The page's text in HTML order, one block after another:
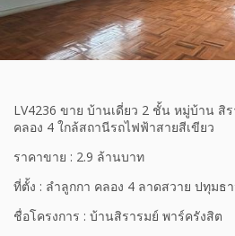
LV4236 ขาย บ้านเดี่ยว 2 ชั้น หมู่บ้าน สิ
คลอง 4 ใกล้สถานีรถไฟฟ้าสายสีเขียว
ราคาขาย : 2.9 ล้านบาท
ที่ตั้ง : ลำลูกกา คลอง 4 ลาดสวาย ปทุมธ
ชื่อโครงการ : บ้านสิรารมย์ พาร์ครังสิต